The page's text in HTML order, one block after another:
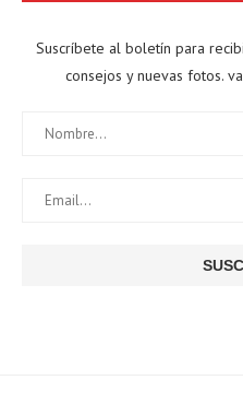
Suscríbete al boletín para
consejos y nuevas fotos.